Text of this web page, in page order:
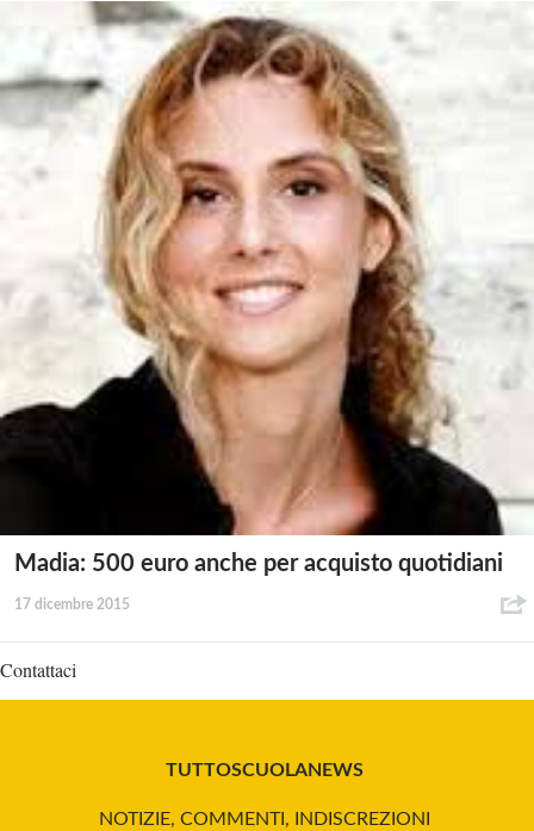
Madia: 500 euro anche per acquisto quotidiani
17 dicembre 2015
Contattaci
TUTTOSCUOLANEWS
NOTIZIE, COMMENTI, INDISCREZIONI